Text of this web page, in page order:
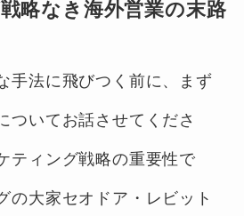
略なき海外営業の末路
手法に飛びつく前に、まず
ついてお話させてくださ
ティング戦略の重要性で
の大家セオドア・レビット